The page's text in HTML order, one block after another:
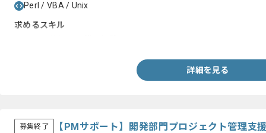
Perl / VBA / Unix
求めるスキル
詳細を見る
募集終了 【PMサポート】開発部門プロジェクト管理支